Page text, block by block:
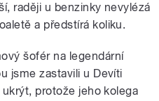
raději u benzinky nevylézá
a předstírá koliku.
šofér na legendární
jsme zastavili u Devíti
protože jeho kolega